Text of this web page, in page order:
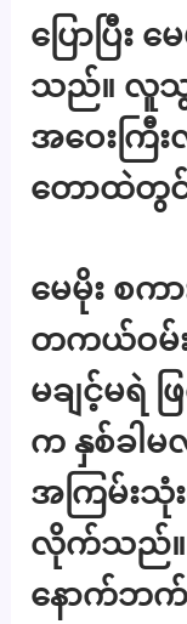
ပြောပြီး
သည်။ လူသွ
အဝေးကြီ
တောထဲတွင်
မေမိုး စက
တကယ်ဝမ်
မချင့်မရဲ
က နှစ်ခါမ
အကြမ်းသုံ
လိုက်သည်။
နောက်ဘ